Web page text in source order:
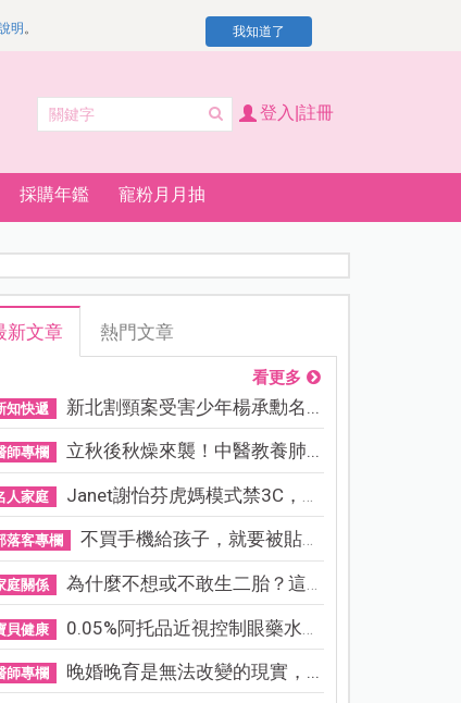
明 。 我知道了
登入|註冊
採購年鑑 寵粉月月抽
新文章 熱門文章
看更多
知快遞 新北割頸案受害少年楊承勳名...
師專欄 立秋後秋燥來襲！中醫教養肺...
人家庭 Janet謝怡芬虎媽模式禁3C，看...
落客專欄 不買手機給孩子，就要被貼「...
庭關係 為什麼不想或不敢生二胎？這8...
貝健康 0.05%阿托品近視控制眼藥水納...
師專欄 晚婚晚育是無法改變的現實，...